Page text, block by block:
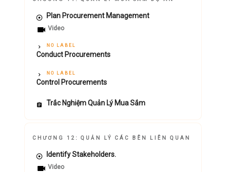
Plan Procurement Management
Video
NO LABEL
Conduct Procurements
NO LABEL
Control Procurements
Trắc Nghiệm Quản Lý Mua Sắm
CHƯƠNG 12: QUẢN LÝ CÁC BÊN LIÊN QUAN
Identify Stakeholders.
Video